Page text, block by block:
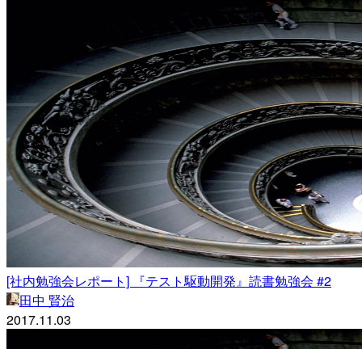
[社内勉強会レポート] 『テスト駆動開発』読書勉強会 #2
田中 賢治
2017.11.03